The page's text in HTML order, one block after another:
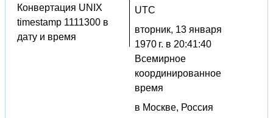
Конвертация UNIX
timestamp 1111300 в
дату и время
UTC
вторник, 13 января
1970 г. в 20:41:40
Всемирное
координированное
время
в Москве, Россия